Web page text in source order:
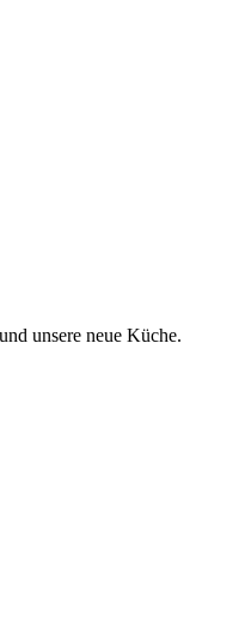
unsere neue Küche.